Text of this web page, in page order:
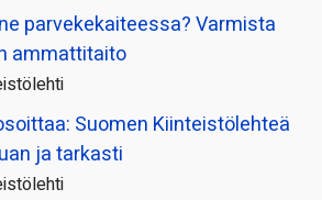
parvekekaiteessa? Varmista
ammattitaito
Suomen Kiinteistölehteä
ja tarkasti